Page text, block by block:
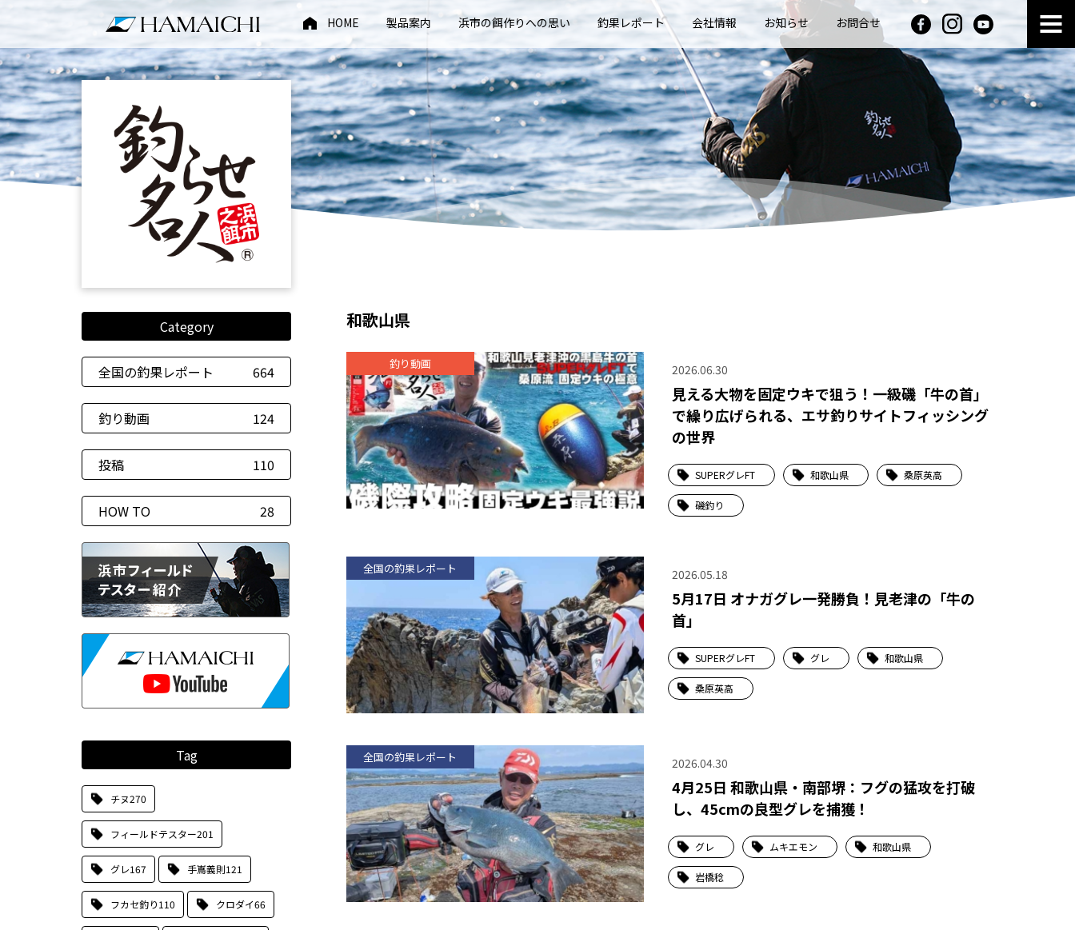
HOME 製品案内 浜市の餌作りへの思い 釣果レポート 会社情報 お知らせ お問合せ
Category
全国の釣果レポート 664
釣り動画 124
投稿 110
HOW TO 28
Tag
チヌ270
フィールドテスター201
グレ167 手嶌義則121
フカセ釣り110 クロダイ66
和歌山県
釣り動画 2026.06.30
見える大物を固定ウキで狙う！一級磯「牛の首」
で繰り広げられる、エサ釣りサイトフィッシング
の世界
SUPERグレFT 和歌山県 桑原英高
磯釣り
全国の釣果レポート 2026.05.18
5月17日 オナガグレ一発勝負！見老津の「牛の
首」
SUPERグレFT グレ 和歌山県
桑原英高
全国の釣果レポート 2026.04.30
4月25日 和歌山県・南部堺：フグの猛攻を打破
し、45cmの良型グレを捕獲！
グレ ムキエモン 和歌山県
岩橋稔